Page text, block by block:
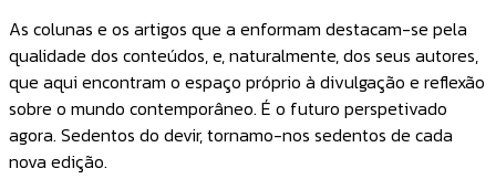
As colunas e os artigos que a enformam destacam-se pela
qualidade dos conteúdos, e, naturalmente, dos seus autores,
que aqui encontram o espaço próprio à divulgação e reflexão
sobre o mundo contemporâneo. É o futuro perspetivado
agora. Sedentos do devir, tornamo-nos sedentos de cada
nova edição.